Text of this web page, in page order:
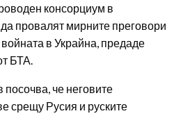
консорциум в
провалят мирните преговори
в Украйна, предаде
БТА.
че неговите
срещу Русия и руските